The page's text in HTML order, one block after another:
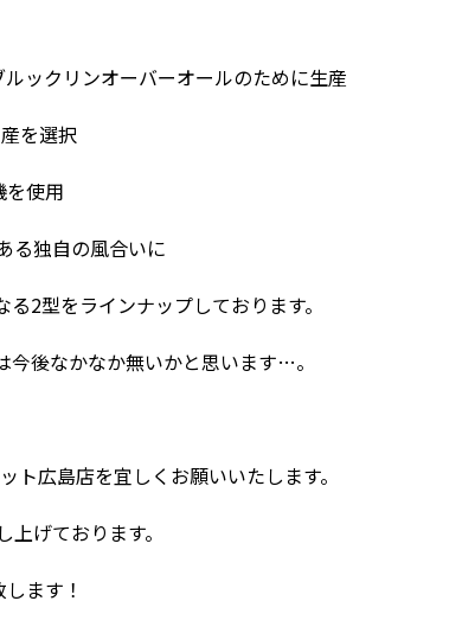
ックリンオーバーオールのために生産
を選択
を使用
る独自の風合いに
2型をラインナップしております。
後なかなか無いかと思います…。
ト広島店を宜しくお願いいたします。
げております。
ます！